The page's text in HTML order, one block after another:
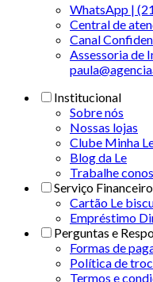
WhatsApp |
Central de
Canal
Assessoria de
Institucional
Sobre nós
Nossas lojas
Clube Minha
Blog da Le
Trabalhe
Serviço Financeiro
Cartão Le
Empréstimo
Perguntas e
Formas de
Política de
Termos e